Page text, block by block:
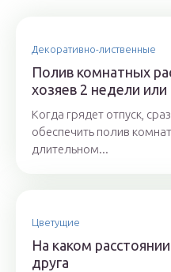
Декоративно-лиственные
Полив комнатных
хозяев 2 недели или
Когда грядет отпуск,
обеспечить полив
длительном...
Цветущие
На каком
друга